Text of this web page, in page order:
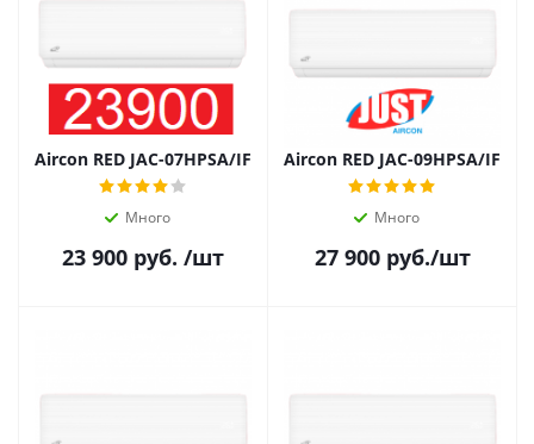
Aircon RED JAC-07HPSA/IF
Много
23 900 руб. /шт
Aircon RED JAC-09HPSA/IF
Много
27 900руб./шт